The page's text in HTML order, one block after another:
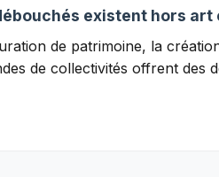
existent hors art
de patrimoine, la
de collectivités offrent des